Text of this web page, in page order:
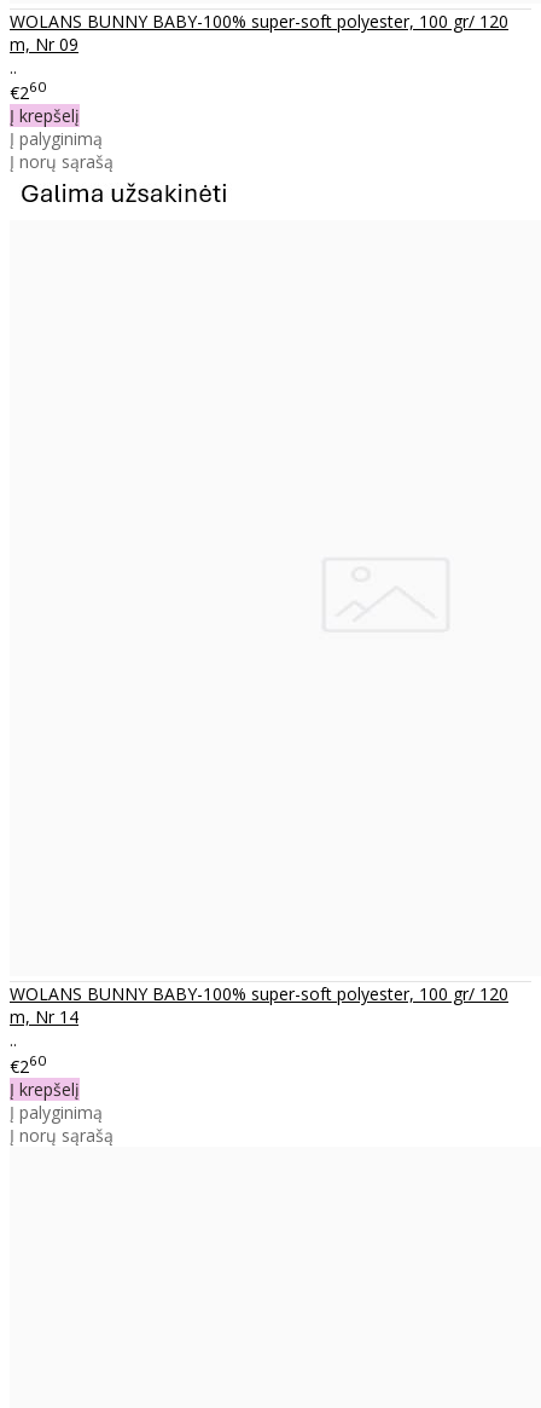
WOLANS BUNNY BABY-100% super-soft polyester, 100 gr/ 120
m, Nr 09
..
€260
Į krepšelį
Į palyginimą
Į norų sąrašą
WOLANS BUNNY BABY-100% super-soft polyester, 100 gr/ 120
m, Nr 14
..
€260
Į krepšelį
Į palyginimą
Į norų sąrašą